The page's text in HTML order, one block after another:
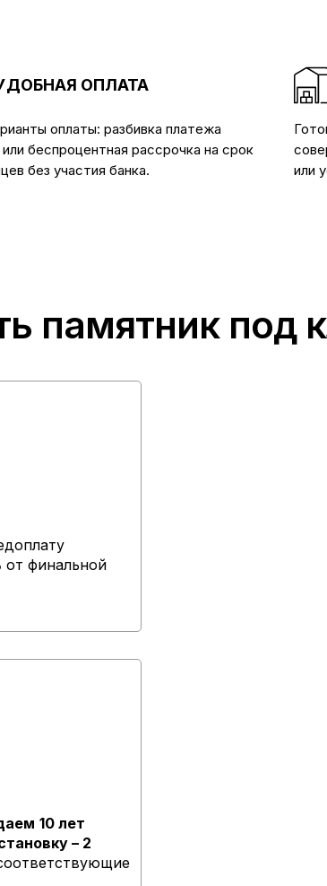
ОПЛАТА
оплаты: разбивка платежа
беспроцентная рассрочка на срок
без участия банка.
или
памятник под
от финальной
10 лет
– 2